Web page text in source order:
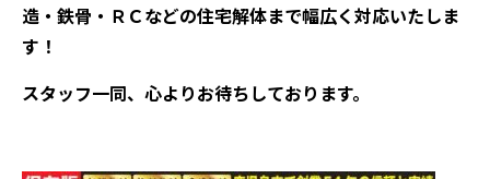
造・鉄骨・ＲＣなどの住宅解体まで幅広く対応いたしま
す！
スタッフ一同、心よりお待ちしております。